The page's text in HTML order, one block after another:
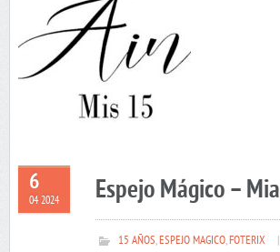
6
04 2024 Espejo Mágico – Mia
15 AÑOS,ESPEJO MAGICO,FOTERIX